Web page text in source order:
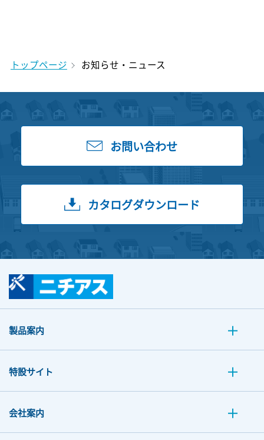
トップページ お知らせ・ニュース
お問い合わせ
カタログダウンロード
製品案内
特設サイト
会社案内